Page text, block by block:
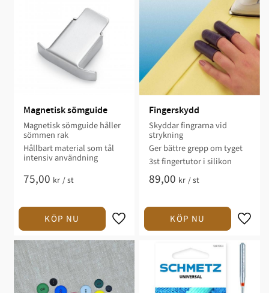
Magnetisk sömguide
Magnetisk sömguide håller
sömmen rak
Hållbart material som tål
intensiv användning
75,00 kr /st
Fingerskydd
Skyddar fingrarna vid
strykning
Ger bättre grepp om tyget
3st fingertutor i silikon
89,00 kr /st